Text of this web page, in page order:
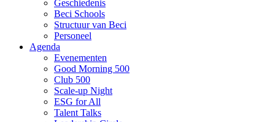
Geschiedenis
Beci Schools
Structuur van Beci
Personeel
Agenda
Evenementen
Good Morning 500
Club 500
Scale-up Night
ESG for All
Talent Talks